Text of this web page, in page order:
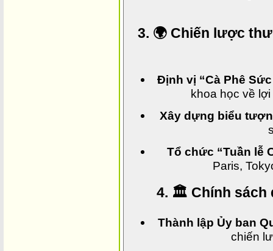
3. 🌍 Chiến lược
Định vị “Cà Phê
khoa học về
Xây dựng biểu
Tổ chức “Tuần lễ
Paris,
4. 🏛️ Chính sách
Thành lập Ủy ban
chiến